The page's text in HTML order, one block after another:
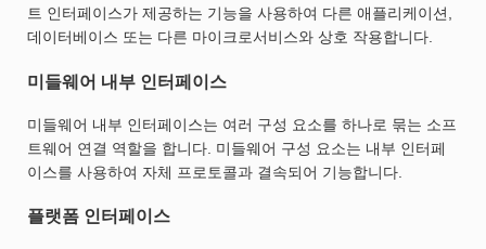
트 인터페이스가 제공하는 기능을 사용하여 다른 애플리케이션,
데이터베이스 또는 다른 마이크로서비스와 상호 작용합니다.
미들웨어 내부 인터페이스
미들웨어 내부 인터페이스는 여러 구성 요소를 하나로 묶는 소프
트웨어 연결 역할을 합니다. 미들웨어 구성 요소는 내부 인터페
이스를 사용하여 자체 프로토콜과 결속되어 기능합니다.
플랫폼 인터페이스